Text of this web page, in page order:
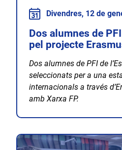
Divendres, 12 de
Dos alumnes de
pel projecte
Dos alumnes de PFI de
seleccionats per a una
internacionals a través
amb Xarxa FP.